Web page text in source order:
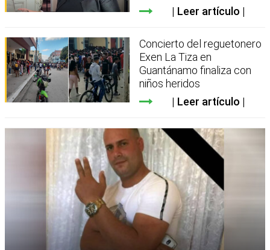
Leer artículo
Concierto del reguetonero
Exen La Tiza en
Guantánamo finaliza con
niños heridos
Leer artículo